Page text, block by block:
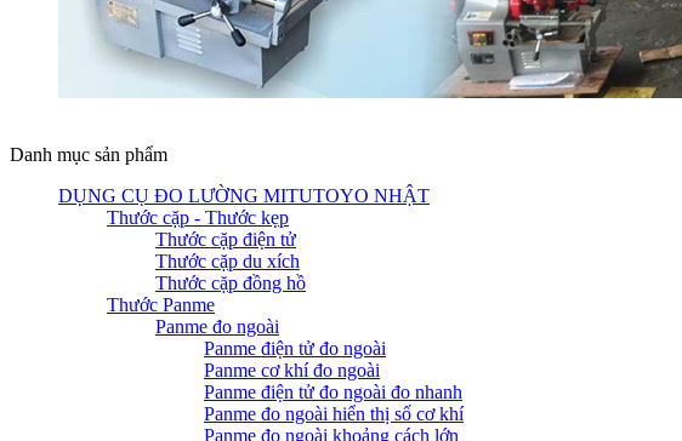
Danh mục sản phẩm
DỤNG CỤ ĐO LƯỜNG MITUTOYO NHẬT
Thước cặp - Thước kẹp
Thước cặp điện tử
Thước cặp du xích
Thước cặp đồng hồ
Thước Panme
Panme đo ngoài
Panme điện tử đo ngoài
Panme cơ khí đo ngoài
Panme điện tử đo ngoài đo nhanh
Panme đo ngoài hiển thị số cơ khí
Panme đo ngoài khoảng cách lớn